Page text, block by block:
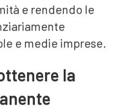
e rendendo le
e medie imprese.
la